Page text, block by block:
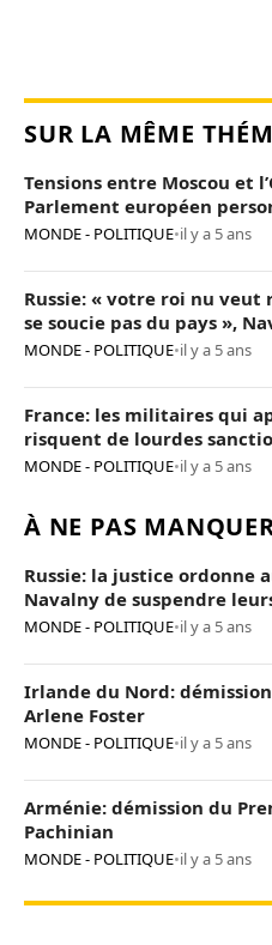
SUR LA MÊME
Tensions entre Moscou et
Parlement européen
MONDE - POLITIQUE•il y a 5 ans
Russie: « votre roi nu veut
se soucie pas du pays »,
Poutine
MONDE - POLITIQUE•il y a 5 ans
France: les militaires qui
risquent de lourdes
MONDE - POLITIQUE•il y a 5 ans
À NE PAS
Russie: la justice ordonne
Navalny de suspendre
MONDE - POLITIQUE•il y a 5 ans
Irlande du Nord:
Arlene Foster
MONDE - POLITIQUE•il y a 5 ans
Arménie: démission du
Pachinian
MONDE - POLITIQUE•il y a 5 ans